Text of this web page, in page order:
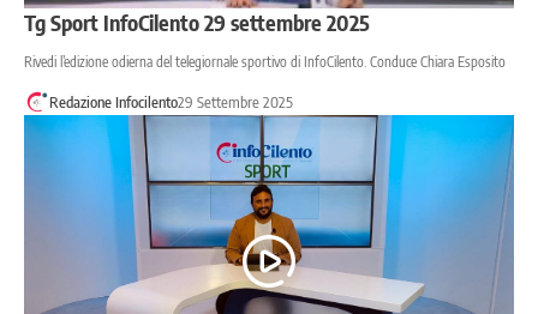
Tg Sport InfoCilento 29 settembre 2025
Rivedi l’edizione odierna del telegiornale sportivo di InfoCilento. Conduce Chiara Esposito
Redazione Infocilento29 Settembre 2025